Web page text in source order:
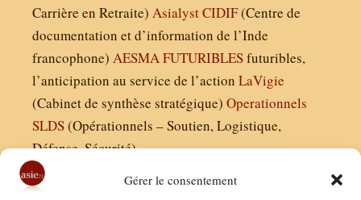
Gérer le consentement
Carrière en Retraite) AsialystCIDIF(Centre de
documentation et d’information de l’Inde
francophone) AESMA FUTURIBLESfuturibles,
l’anticipation au service de l’action LaVigie
(Cabinet de synthèse stratégique) Operationnels
SLDS(Opérationnels – Soutien, Logistique,
Défense, Sécurité)